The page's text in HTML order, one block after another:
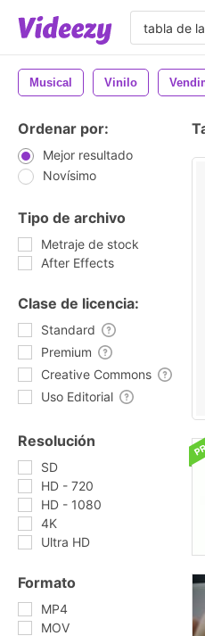
Musical Vinilo
Ordenar por:
Mejor resultado
Novísimo
Tipo de archivo
Metraje de stock
After Effects
Clase de licencia:
Standard
Premium
Creative Commons
Uso Editorial
Resolución
SD
HD - 720
HD - 1080
4K
Ultra HD
Formato
MP4
MOV